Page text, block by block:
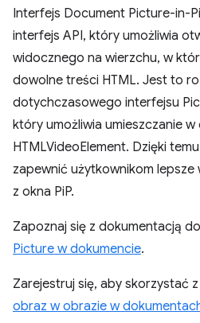
Interfejs Document Picture-in-
interfejs API, który umożliwia
widocznego na wierzchu, w
dowolne treści HTML. Jest to
dotychczasowego interfejsu
który umożliwia umieszczanie
HTMLVideoElement. Dzięki
zapewnić użytkownikom lepsze
z okna PiP.
Zapoznaj się z dokumentacją
Picture w dokumencie.
Zarejestruj się, aby skorzystać z
obraz w obrazie w